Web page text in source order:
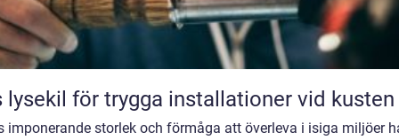
lysekil för trygga installationer vid kusten
imponerande storlek och förmåga att överleva i isiga miljöer